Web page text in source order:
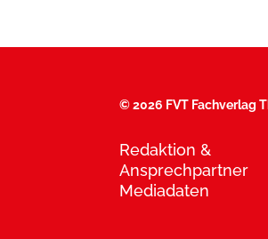
©2026 FVT Fachverlag
Redaktion &
Ansprechpartner
Mediadaten